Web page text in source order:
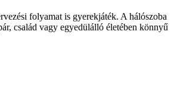
folyamat is gyerekjáték. A hálószoba
család vagy egyedülálló életében könnyű